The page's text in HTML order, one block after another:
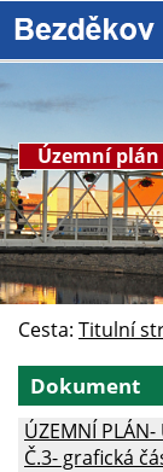
Územní plán
Cesta: Titulní
Dokument
ÚZEMNÍ PLÁN-
Č.3- grafická